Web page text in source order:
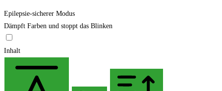
Epilepsie-sicherer Modus
Dämpft Farben und stoppt das Blinken
Inhalt